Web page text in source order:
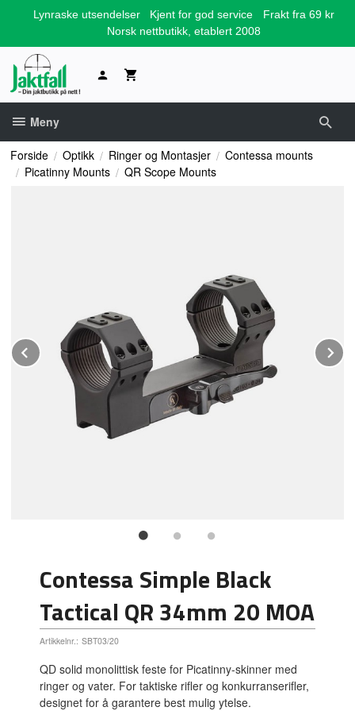
Lynraske utsendelser Kjent for god service
Frakt fra 69 kr
Norsk nettbutikk, etablert 2008
Meny
Forside Optikk Ringer og Montasjer
Contessa mounts
Picatinny Mounts
QR Scope Mounts
Prev
Contessa Simple Black
Tactical QR 34mm 20 MOA
Artikkelnr.: SBT03/20
QD solid monolittisk feste for Picatinny-skinner med
ringer og vater. For taktiske rifler og konkurranserifler,
designet for å garantere best mulig ytelse.